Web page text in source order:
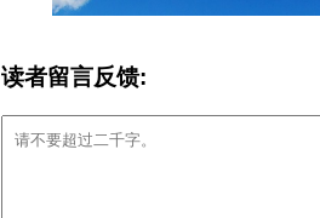
读者留言反馈: